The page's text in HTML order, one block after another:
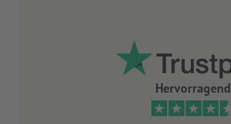
Hervorragend